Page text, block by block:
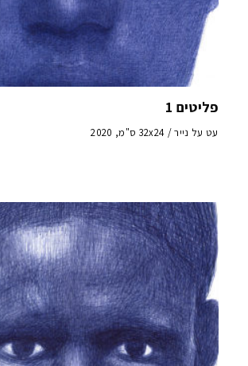
פליטים 1
עט על נייר / 32x24 ס"מ, 2020